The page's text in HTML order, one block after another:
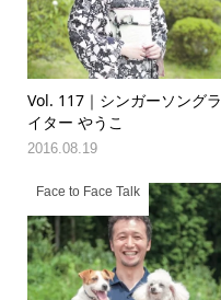
Vol. 117｜シンガーソングラ
イター やうこ
2016.08.19
Face to Face Talk